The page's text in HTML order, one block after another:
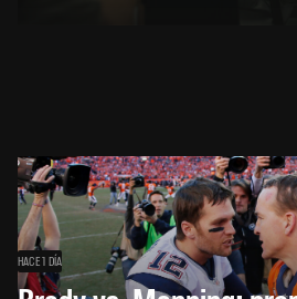
HACE 1 DÍA